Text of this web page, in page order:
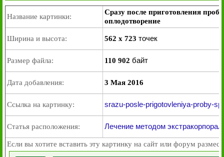
Название картинки:
Сразу после приготовления
оплодотворение
Ширина и высота: 562 x 723 точек
Размер файла: 110 902 байт
Дата добавления: 3 Мая 2016
Ссылка на картинку: srazu-posle-prigotovleniya-proby-
Статья расположения: Лечение методом
Если вы хотите вставить эту картинку на сайт или форум